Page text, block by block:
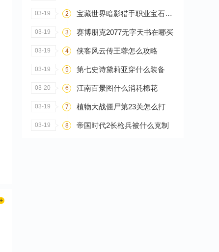
03-19 2 宝藏世界暗影猎手职业宝石怎么搭配
03-19 3 赛博朋克2077无字天书在哪买
03-19 4 侠客风云传王蓉怎么攻略
03-19 5 第七史诗黛莉亚穿什么装备
03-20 6 江南百景图什么消耗棉花
03-19 7 植物大战僵尸第23关怎么打
03-19 8 帝国时代2长枪兵被什么克制